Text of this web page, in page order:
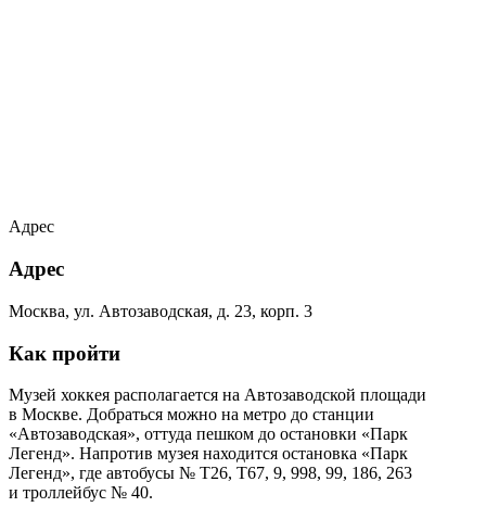
Адрес
Адрес
Москва, ул. Автозаводская, д. 23, корп. 3
Как пройти
Музей хоккея располагается на Автозаводской площади
в Москве. Добраться можно на метро до станции
«Автозаводская», оттуда пешком до остановки «Парк
Легенд». Напротив музея находится остановка «Парк
Легенд», где автобусы № Т26, Т67, 9, 998, 99, 186, 263
и троллейбус № 40.